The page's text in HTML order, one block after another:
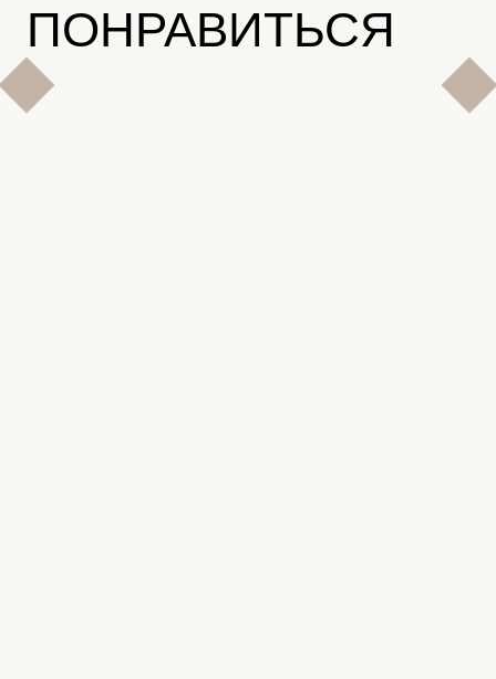
ПОНРАВИТЬСЯ